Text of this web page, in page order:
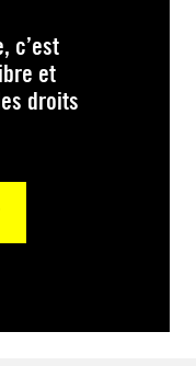
c’est
et
droits